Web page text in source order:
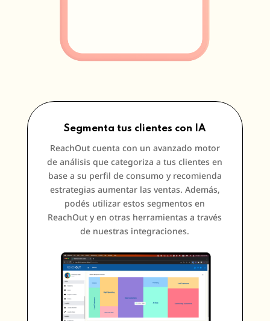
Segmenta tus clientes con IA
ReachOut cuenta con un avanzado motor
de análisis que categoriza a tus clientes en
base a su perfil de consumo y recomienda
estrategias aumentar las ventas. Además,
podés utilizar estos segmentos en
ReachOut y en otras herramientas a través
de nuestras integraciones.